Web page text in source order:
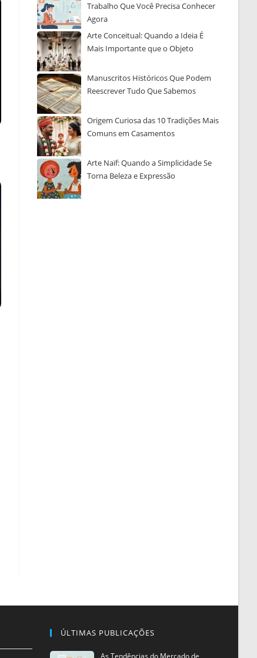
Trabalho Que Você Precisa Conhecer
Agora
Arte Conceitual: Quando a Ideia É
Mais Importante que o Objeto
Manuscritos Históricos Que Podem
Reescrever Tudo Que Sabemos
Origem Curiosa das 10 Tradições Mais
Comuns em Casamentos
Arte Naïf: Quando a Simplicidade Se
Torna Beleza e Expressão
ÚLTIMAS PUBLICAÇÕES
As Tendências do Mercado de